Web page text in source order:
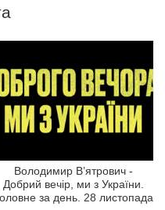
Володимир В’ятрович -
Добрий вечір, ми з України.
за день. 28 листопада